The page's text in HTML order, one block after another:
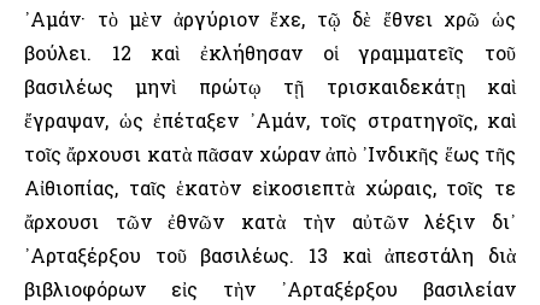
᾿Αμάν· τὸ μὲν ἀργύριον ἔχε, τῷ δὲ ἔθνει χρῶ ὡς
βούλει. 12 καὶ ἐκλήθησαν οἱ γραμματεῖς τοῦ
βασιλέως μηνὶ πρώτῳ τῇ τρισκαιδεκάτῃ καὶ
ἔγραψαν, ὡς ἐπέταξεν ᾿Αμάν, τοῖς στρατηγοῖς, καὶ
τοῖς ἄρχουσι κατὰ πᾶσαν χώραν ἀπὸ ᾿Ινδικῆς ἕως τῆς
Αἰθιοπίας, ταῖς ἑκατὸν εἰκοσιεπτὰ χώραις, τοῖς τε
ἄρχουσι τῶν ἐθνῶν κατὰ τὴν αὐτῶν λέξιν δι᾿
᾿Αρταξέρξου τοῦ βασιλέως. 13 καὶ ἀπεστάλη διὰ
βιβλιοφόρων εἰς τὴν ᾿Αρταξέρξου βασιλείαν